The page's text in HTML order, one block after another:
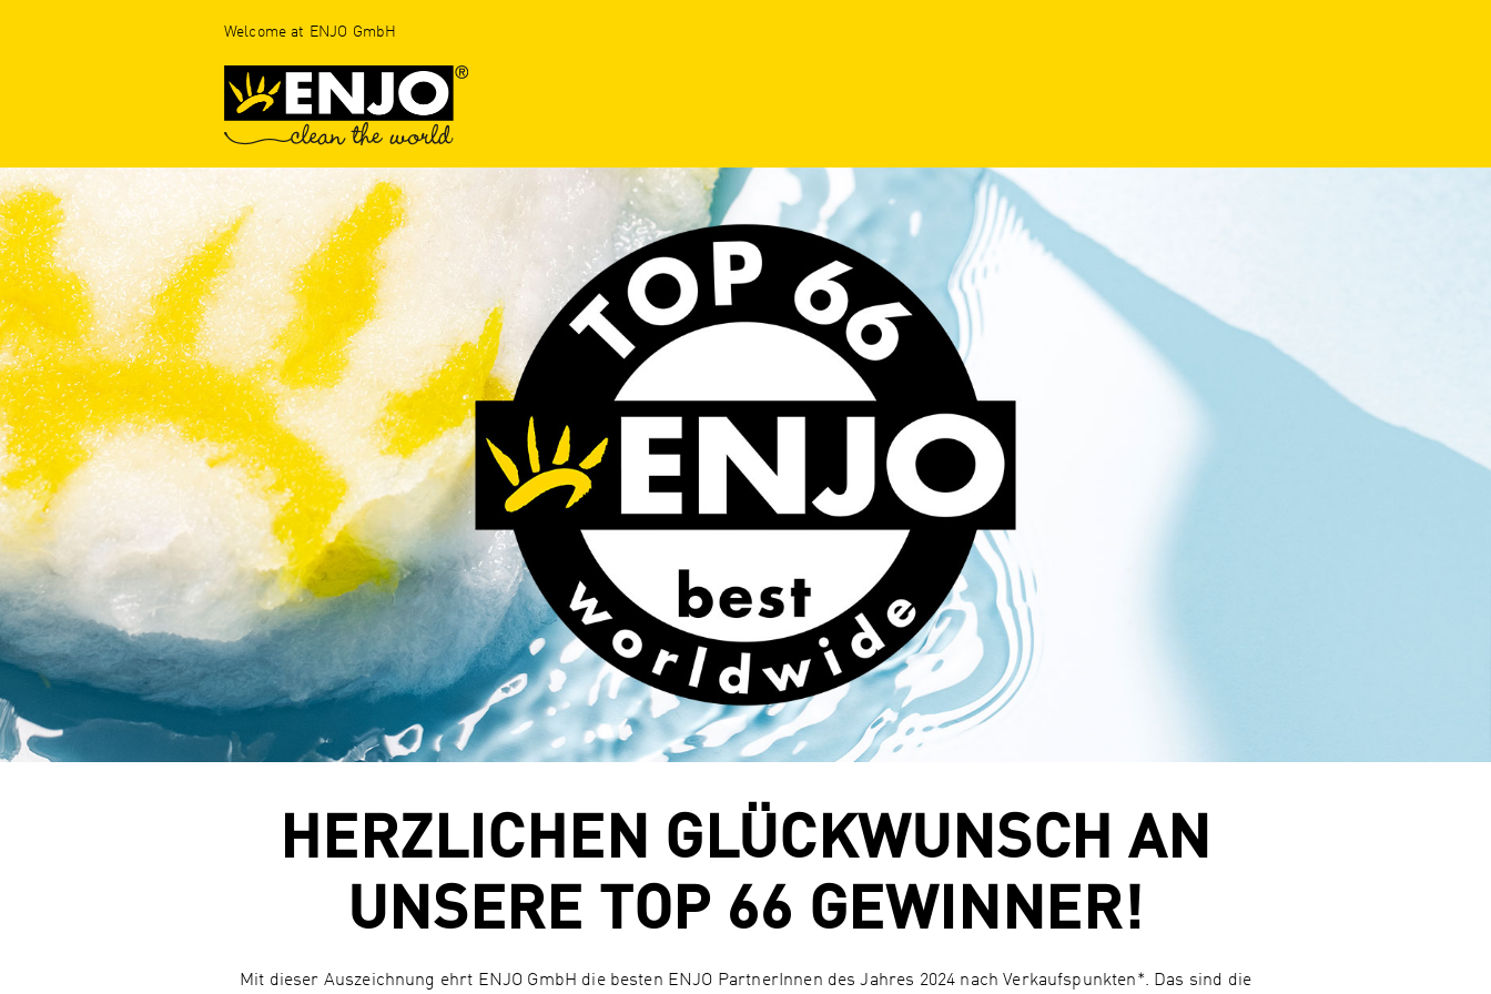
Welcome at ENJO GmbH
HERZLICHEN GLÜCKWUNSCH AN
UNSERE TOP 66 GEWINNER!
Mit dieser Auszeichnung ehrt ENJO GmbH die besten ENJO PartnerInnen des Jahres 2024 nach Verkaufspunkten*. Das sind die